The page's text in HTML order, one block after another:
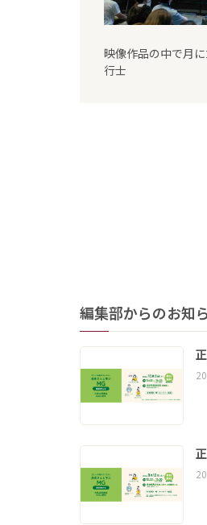
映像作品の中で月
行士
編集部からのお知